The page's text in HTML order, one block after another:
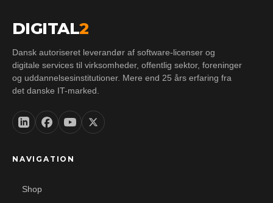
DIGITAL2
Dansk autoriseret leverandør af software-licenser og
digitale services til virksomheder, offentlig sektor, foreninger
og uddannelsesinstitutioner. Mere end 25 års erfaring fra
det danske IT-marked.
NAVIGATION
Shop